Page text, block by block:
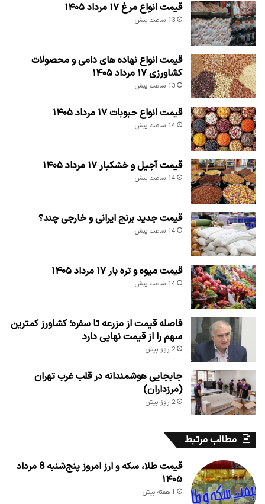
قیمت انواع مرغ ۱۷ مرداد ۱۴۰۵
13 ساعت پیش
قیمت انواع نهاده های دامی و محصولات
کشاورزی ۱۷ مرداد ۱۴۰۵
13 ساعت پیش
قیمت انواع حبوبات ۱۷ مرداد ۱۴۰۵
14 ساعت پیش
قیمت آجیل و خشکبار ۱۷ مرداد ۱۴۰۵
14 ساعت پیش
قیمت جدید برنج ایرانی و خارجی چند؟
14 ساعت پیش
قیمت میوه و تره بار ۱۷ مرداد ۱۴۰۵
14 ساعت پیش
فاصله قیمت از مزرعه تا سفره؛ کشاورز کمترین
سهم را از قیمت نهایی دارد
2 روز پیش
جابجایی هوشمندانه در قلب غرب تهران
(مرزداران)
2 روز پیش
مطالب مرتبط
قیمت طلا، سکه و ارز امروز پنج‌شنبه 8 مرداد
۱۴۰۵
1 هفته پیش